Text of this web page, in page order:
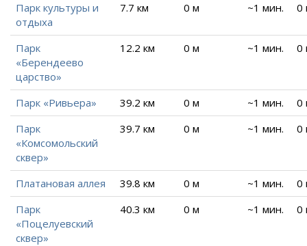
Парк культуры и
отдыха
7.7 км 0 м ~1 мин. 0
Парк
«Берендеево
царство»
12.2 км 0 м ~1 мин. 0
Парк «Ривьера» 39.2 км 0 м ~1 мин.
0
Парк
«Комсомольский
сквер»
39.7 км 0 м ~1 мин. 0
Платановая аллея 39.8 км 0 м ~1 мин.
0
Парк
«Поцелуевский
сквер»
40.3 км 0 м ~1 мин. 0